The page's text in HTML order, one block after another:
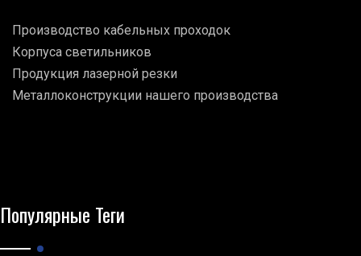
Производство кабельных проходок
Корпуса светильников
Продукция лазерной резки
Металлоконструкции нашего производства
Популярные Теги